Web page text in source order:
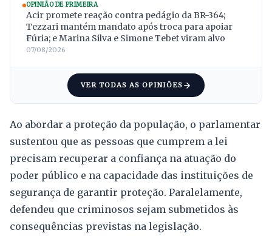
OPINIÃO DE PRIMEIRA
Acir promete reação contra pedágio da BR-364;
Tezzari mantém mandato após troca para apoiar
Fúria; e Marina Silva e Simone Tebet viram alvo
07/08/2026
VER TODAS AS OPINIÕES
Ao abordar a proteção da população, o parlamentar
sustentou que as pessoas que cumprem a lei
precisam recuperar a confiança na atuação do
poder público e na capacidade das instituições de
segurança de garantir proteção. Paralelamente,
defendeu que criminosos sejam submetidos às
consequências previstas na legislação.